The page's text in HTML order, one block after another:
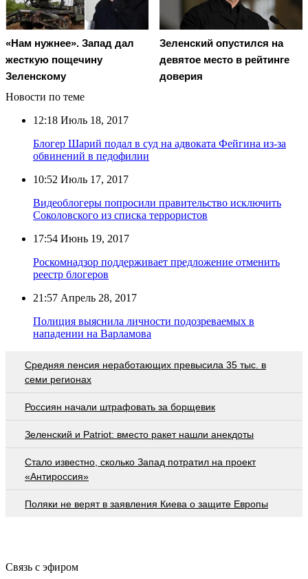
«Нам нужнее». Запад дал
жесткую пощечину
Зеленскому
Зеленский опустился на
девятое место в рейтинге
доверия
Новости по теме
12:18 Июль 18, 2017
Блогер Шарий подал в суд на адвоката Фейгина из-за
обвинений в педофилии
10:52 Июль 17, 2017
Видеоблогеры попросили правительство исключить
Соколовского из списка террористов
17:54 Июнь 19, 2017
Роскомнадзор поддерживает предложение отменить
реестр блогеров
21:57 Апрель 28, 2017
Полиция выяснила личности подозреваемых в
нападении на Варламова
Средняя пенсия неработающих превысила 35 тыс. в
семи регионах
Россиян начали штрафовать за борщевик
Зеленский и Patriot: вместо ракет нашли анекдоты
Стало известно, сколько Запад потратил на проект
«Антироссия»
Поляки не верят в заявления Киева о защите Европы
Связь с эфиром